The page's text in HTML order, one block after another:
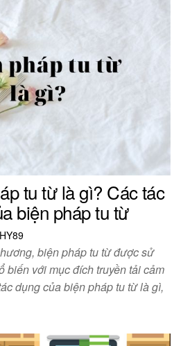
tu từ là gì? Các tác
biện pháp tu từ
biện pháp tu từ được sử
biến với mục đích truyền tải cảm
dụng của biện pháp tu từ là gì,